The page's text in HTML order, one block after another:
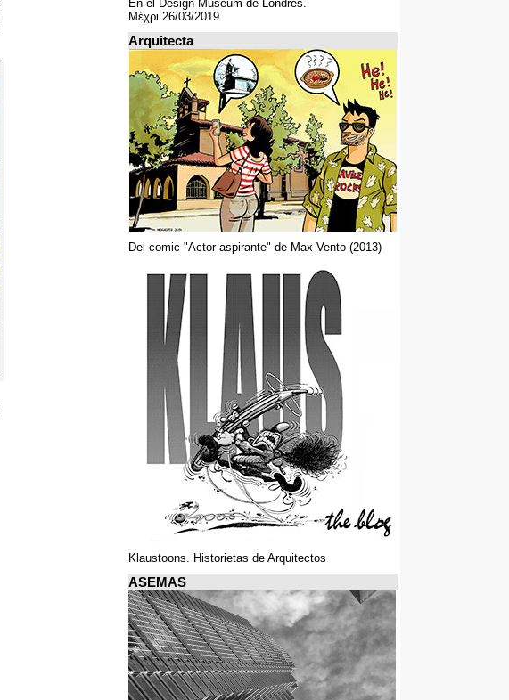
En el Design Museum de Londres.
Μέχρι 26/03/2019
Arquitecta
Del comic "Actor aspirante" de Max Vento (2013)
Klaustoons. Historietas de Arquitectos
ASEMAS